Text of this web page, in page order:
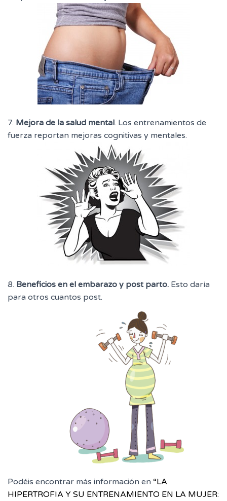
7. Mejora de la salud mental. Los entrenamientos de
fuerza reportan mejoras cognitivas y mentales.
8. Beneficios en el embarazo y post parto. Esto daría
para otros cuantos post.
Podéis encontrar más información en “LA
HIPERTROFIA Y SU ENTRENAMIENTO EN LA MUJER: